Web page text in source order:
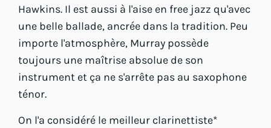
Hawkins. Il est aussi à l'aise en free jazz qu'avec
une belle ballade, ancrée dans la tradition. Peu
importe l'atmosphère, Murray possède
toujours une maîtrise absolue de son
instrument et ça ne s'arrête pas au saxophone
ténor.
On l'a considéré le meilleur clarinettiste*